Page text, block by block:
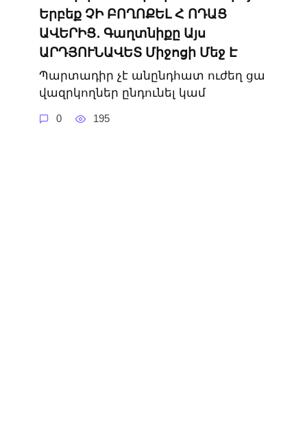
Երբեք ՉԻ ԲՈՂՈՔԵԼ Հ ՈԴԱՑ
ԱՎԵՐԻՑ․ Գաղտնիքը Այս
ԱՐԴՅՈՒՆԱՎԵՏ Միջոցի Մեջ Է
Պարտադիր չէ անընդհատ ուժեղ ցա
վազրկողներ ընդունել կամ
0 195